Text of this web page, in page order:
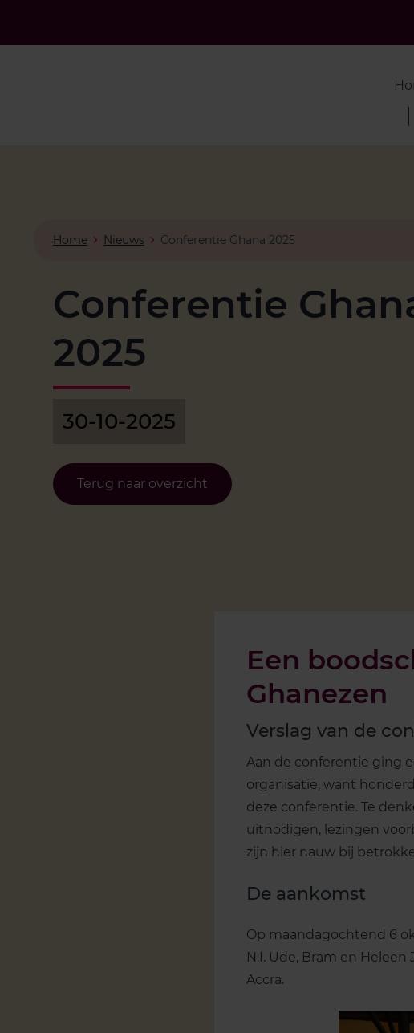
Home Nieuws Conferentie Ghana 2025
Conferentie
2025
30-10-2025
Terug naar overzicht
Een
Ghanezen
Verslag van de
Aan de conferentie ging
organisatie, want
deze conferentie. Te
uitnodigen, lezingen
zijn hier nauw bij
De aankomst
Op maandagochtend 6
N.I. Ude, Bram en
Accra.